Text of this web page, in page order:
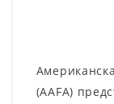
(AAFA)